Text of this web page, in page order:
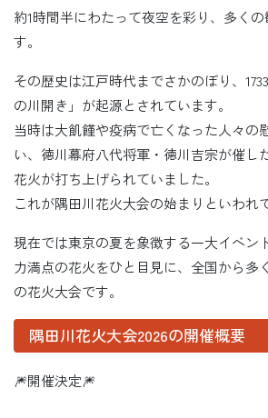
約1時間半にわたって夜空を彩り、多く
す。
その歴史は江戸時代までさかのぼり、
の川開き」が起源とされています。
当時は大飢饉や疫病で亡くなった人々の
い、徳川幕府八代将軍・徳川吉宗が催し
花火が打ち上げられていました。
これが隅田川花火大会の始まりといわれ
現在では東京の夏を象徴する一大イベン
力満点の花火をひと目見に、全国から多
の花火大会です。
隅田川花火大会2026の開催概要
🎆開催決定🎆